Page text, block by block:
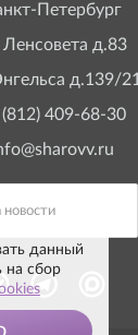
Петербург
Ленсовета д.83
д.139/21
409-68-30
данный
на сбор